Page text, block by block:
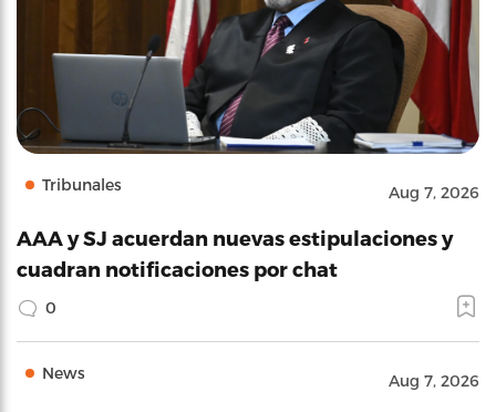
Tribunales Aug 7, 2026
AAA y SJ acuerdan nuevas estipulaciones y
cuadran notificaciones por chat
0
News Aug 7, 2026